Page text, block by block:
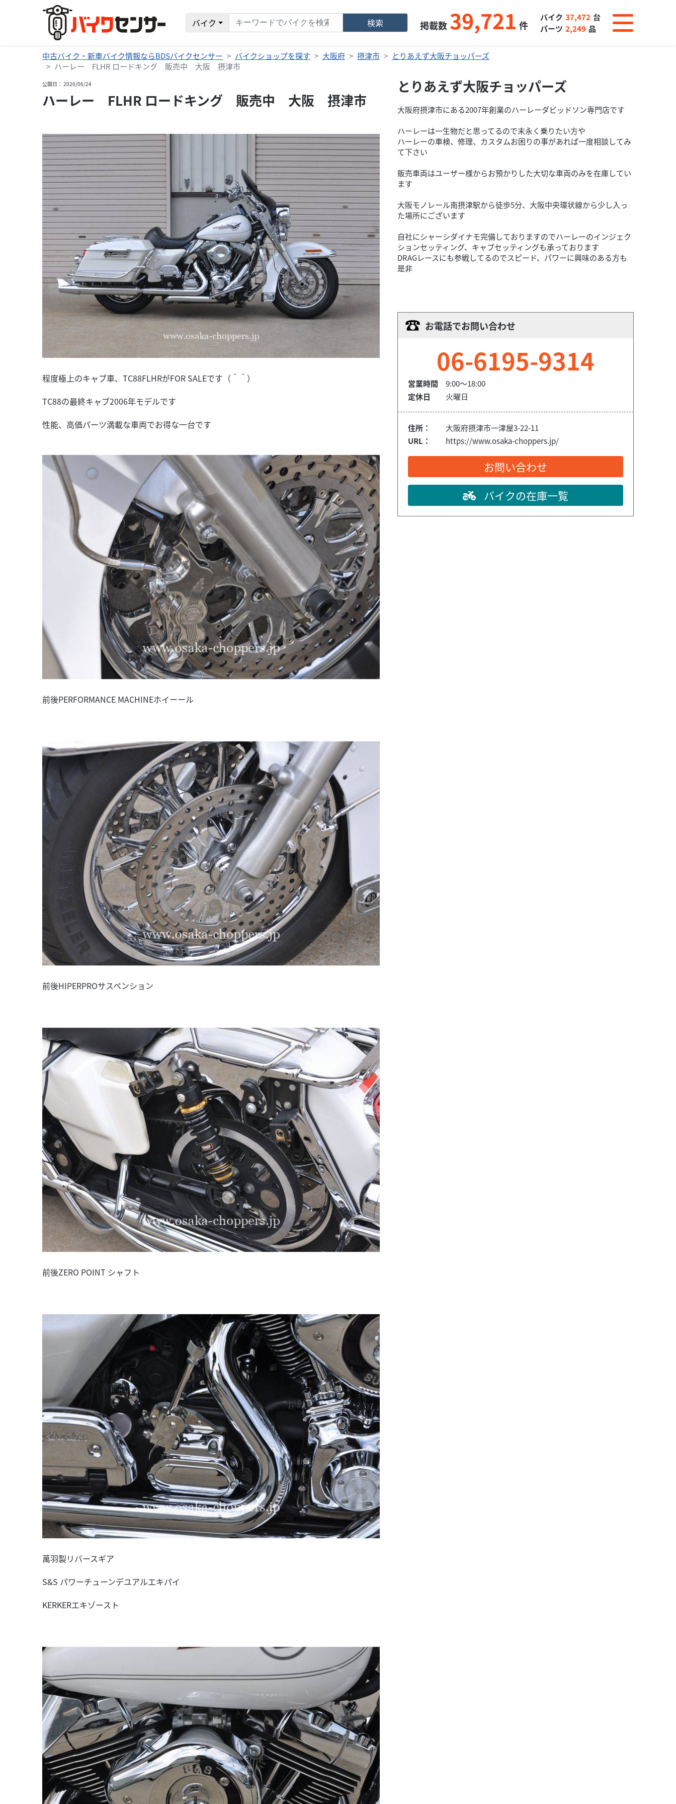
バイク 検索 掲載数 39,721 件
バイク 37,472 台
パーツ 2,249 品
中古バイク・新車バイク情報ならBDSバイクセンサー バイクショップを探す 大阪府 摂津市
とりあえず大阪チョッパーズ
ハーレー FLHR ロードキング 販売中 大阪 摂津市
公開日： 2026/06/24
ハーレー FLHR ロードキング 販売中 大阪 摂津市
程度極上のキャブ車、TC88FLHRがFOR SALEです（＾＾）
TC88の最終キャブ2006年モデルです
性能、高価パーツ満載な車両でお得な一台です
前後PERFORMANCE MACHINEホイーール
前後HIPERPROサスペンション
前後ZERO POINT シャフト
萬羽製リバースギア
S&S パワーチューンデユアルエキパイ
KERKERエキゾースト
とりあえず大阪チョッパーズ
大阪府摂津市にある2007年創業のハーレーダビッドソン専門店です
ハーレーは一生物だと思ってるので末永く乗りたい方や
ハーレーの車検、修理、カスタムお困りの事があれば一度相談してみ
て下さい
販売車両はユーザー様からお預かりした大切な車両のみを在庫してい
ます
大阪モノレール南摂津駅から徒歩5分、大阪中央環状線から少し入っ
た場所にございます
自社にシャーシダイナモ完備しておりますのでハーレーのインジェク
ションセッティング、キャブセッティングも承っております
DRAGレースにも参戦してるのでスピード、パワーに興味のある方も
是非
お電話でお問い合わせ
06-6195-9314
営業時間
9:00～18:00
定休日
火曜日
住所：
大阪府摂津市一津屋3-22-11
URL：
https://www.osaka-choppers.jp/
お問い合わせ
バイクの在庫一覧